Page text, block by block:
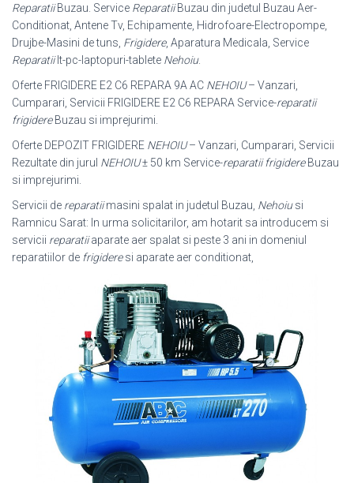
ReparatiiBuzau. Service ReparatiiBuzau din judetul Buzau Aer-
Conditionat, Antene Tv, Echipamente, Hidrofoare-Electropompe,
Drujbe-Masini de tuns, Frigidere, Aparatura Medicala, Service
ReparatiiIt-pc-laptopuri-tablete Nehoiu.
Oferte FRIGIDERE E2 C6 REPARA 9A AC NEHOIU– Vanzari,
Cumparari, Servicii FRIGIDERE E2 C6 REPARA Service-reparatii
frigidereBuzau si imprejurimi.
Oferte DEPOZIT FRIGIDERE NEHOIU– Vanzari, Cumparari, Servicii
Rezultate din jurul NEHOIU± 50 km Service-reparatii frigidereBuzau
si imprejurimi.
Servicii de reparatiimasini spalat in judetul Buzau, Nehoiusi
Ramnicu Sarat: In urma solicitarilor, am hotarit sa introducem si
servicii reparatiiaparate aer spalat si peste 3 ani in domeniul
reparatiilor de frigideresi aparate aer conditionat,